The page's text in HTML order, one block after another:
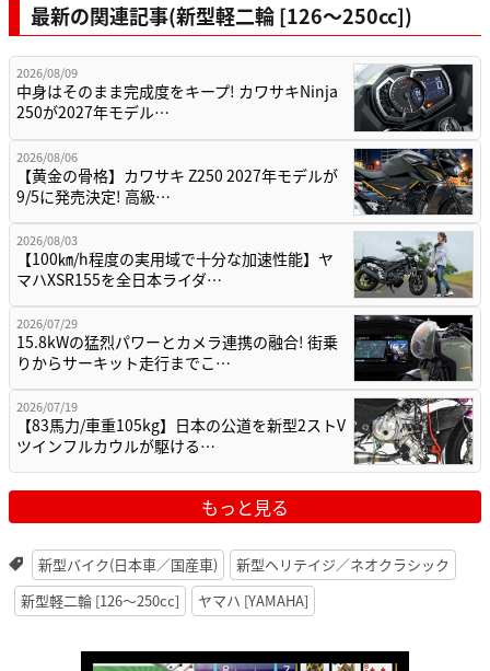
最新の関連記事(新型軽二輪 [126〜250cc])
2026/08/09
中身はそのまま完成度をキープ! カワサキNinja
250が2027年モデル…
2026/08/06
【黄金の骨格】カワサキ Z250 2027年モデルが
9/5に発売決定! 高級…
2026/08/03
【100㎞/h程度の実用域で十分な加速性能】ヤ
マハXSR155を全日本ライダ…
2026/07/29
15.8kWの猛烈パワーとカメラ連携の融合! 街乗
りからサーキット走行までこ…
2026/07/19
【83馬力/車重105kg】日本の公道を新型2ストV
ツインフルカウルが駆ける…
もっと見る
新型バイク(日本車／国産車)
新型ヘリテイジ／ネオクラシック
新型軽二輪 [126〜250cc]
ヤマハ [YAMAHA]